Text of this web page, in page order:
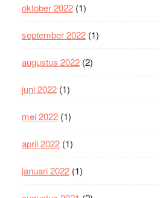
oktober 2022(1)
september 2022(1)
augustus 2022(2)
juni 2022(1)
mei 2022(1)
april 2022(1)
januari 2022(1)